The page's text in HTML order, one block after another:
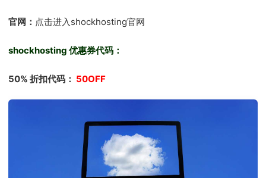
官网： 点击进入shockhosting官网
shockhosting 优惠券代码：
50% 折扣代码： 50OFF